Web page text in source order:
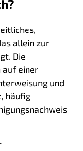
allein zur
Die
auf einer
und
häufig